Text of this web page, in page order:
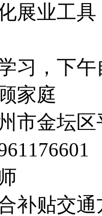
展业工具
习，下
家庭
市金坛
补贴交通